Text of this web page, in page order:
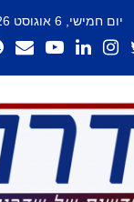
יום חמישי, 6 אוגוסט 2026